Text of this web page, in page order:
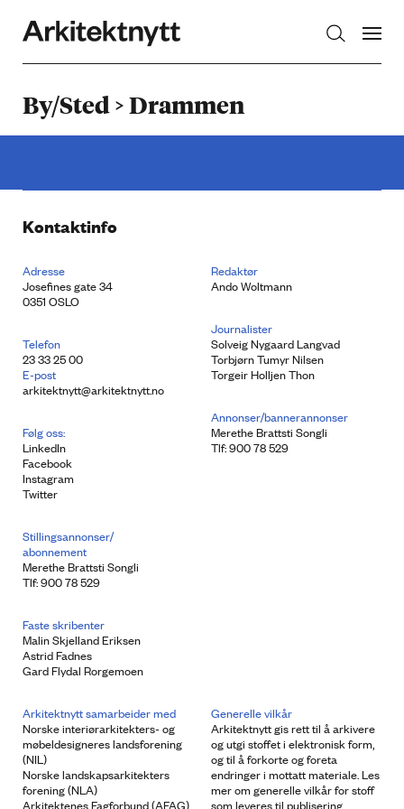
By/Sted > Drammen
Kontaktinfo
Adresse
Josefines gate 34
0351 OSLO
Telefon
23 33 25 00
E-post
arkitektnytt@arkitektnytt.no
Følg oss:
LinkedIn
Facebook
Instagram
Twitter
Redaktør
Ando Woltmann
Journalister
Solveig Nygaard Langvad
Torbjørn Tumyr Nilsen
Torgeir Holljen Thon
Annonser/bannerannonser
Merethe Brattsti Songli
Tlf: 900 78 529
Stillingsannonser/
abonnement
Merethe Brattsti Songli
Tlf: 900 78 529
Faste skribenter
Malin Skjelland Eriksen
Astrid Fadnes
Gard Flydal Rorgemoen
Arkitektnytt samarbeider med
Norske interiørarkitekters- og
møbeldesigneres landsforening
(NIL)
Norske landskapsarkitekters
forening (NLA)
Arkitektenes Fagforbund (AFAG)
Generelle vilkår
Arkitektnytt gis rett til å arkivere
og utgi stoffet i elektronisk form,
og til å forkorte og foreta
endringer i mottatt materiale. Les
mer om generelle vilkår for stoff
som leveres til publisering.